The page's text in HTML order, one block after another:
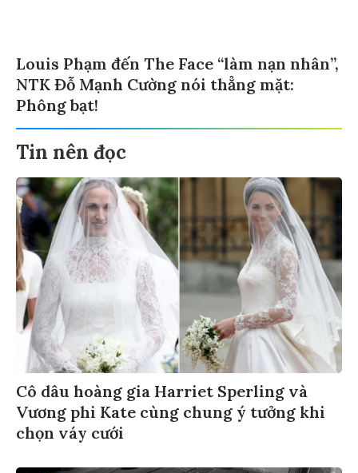
Louis Phạm đến The Face “làm nạn nhân”,
NTK Đỗ Mạnh Cường nói thẳng mặt:
Phông bạt!
Tin nên đọc
Cô dâu hoàng gia Harriet Sperling và
Vương phi Kate cùng chung ý tưởng khi
chọn váy cưới